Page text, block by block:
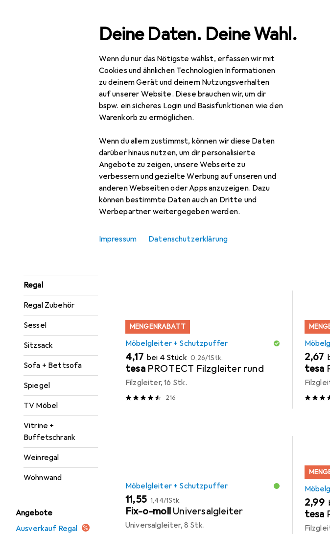
Deine Daten. Deine Wahl.
Wenn du nur das Nötigste wählst, erfassen wir mit
Cookies und ähnlichen Technologien Informationen
zu deinem Gerät und deinem Nutzungsverhalten
auf unserer Website. Diese brauchen wir, um dir
bspw. ein sicheres Login und Basisfunktionen wie den
Warenkorb zu ermöglichen.
Wenn du allem zustimmst, können wir diese Daten
darüber hinaus nutzen, um dir personalisierte
Angebote zu zeigen, unsere Webseite zu
verbessern und gezielte Werbung auf unseren und
anderen Webseiten oder Apps anzuzeigen. Dazu
können bestimmte Daten auch an Dritte und
Werbepartner weitergegeben werden.
Impressum Datenschutzerklärung
Navigation nach Kategorien
Regal
Regal Zubehör
Sessel
Sitzsack
Sofa + Bettsofa
Spiegel
TV Möbel
Vitrine +
Buffetschrank
Weinregal
Wohnwand
Angebote
Ausverkauf Regal
Gesamtsortiment Wohnen Möbel
Vicco
Küchenunterschrank
Zubehör für Vicco
Hier findest du passendes Zubehör zum Produkt Vicco
MENGENRABATT
Möbelgleiter + Schutzpuffer
EUR
4,17 bei 4 Stück EUR
0,26/1Stk.
tesa PROTECT Filzgleiter rund
Filzgleiter, 16 Stk.
216
EUR
2,67
tesa
Möbelgleiter + Schutzpuffer
EUR
11,55 EUR
1,44/1Stk.
Fix-o-moll Universalgleiter
Universalgleiter, 8 Stk.
EUR
2,99
tesa